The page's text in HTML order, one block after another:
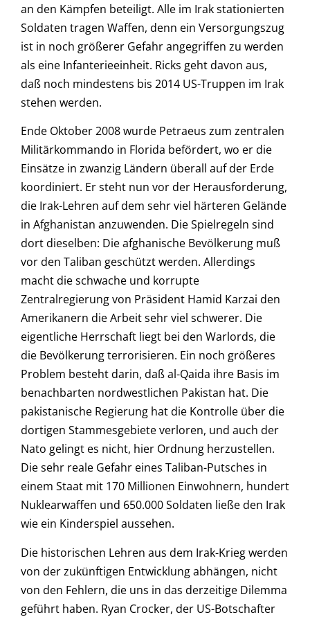
an den Kämpfen beteiligt. Alle im Irak stationierten
Soldaten tragen Waffen, denn ein Versorgungszug
ist in noch größerer Gefahr angegriffen zu werden
als eine Infanterieeinheit. Ricks geht davon aus,
daß noch mindestens bis 2014 US-Truppen im Irak
stehen werden.
Ende Oktober 2008 wurde Petraeus zum zentralen
Militärkommando in Florida befördert, wo er die
Einsätze in zwanzig Ländern überall auf der Erde
koordiniert. Er steht nun vor der Herausforderung,
die Irak-Lehren auf dem sehr viel härteren Gelände
in Afghanistan anzuwenden. Die Spielregeln sind
dort dieselben: Die afghanische Bevölkerung muß
vor den Taliban geschützt werden. Allerdings
macht die schwache und korrupte
Zentralregierung von Präsident Hamid Karzai den
Amerikanern die Arbeit sehr viel schwerer. Die
eigentliche Herrschaft liegt bei den Warlords, die
die Bevölkerung terrorisieren. Ein noch größeres
Problem besteht darin, daß al-Qaida ihre Basis im
benachbarten nordwestlichen Pakistan hat. Die
pakistanische Regierung hat die Kontrolle über die
dortigen Stammesgebiete verloren, und auch der
Nato gelingt es nicht, hier Ordnung herzustellen.
Die sehr reale Gefahr eines Taliban-Putsches in
einem Staat mit 170 Millionen Einwohnern, hundert
Nuklearwaffen und 650.000 Soldaten ließe den Irak
wie ein Kinderspiel aussehen.
Die historischen Lehren aus dem Irak-Krieg werden
von der zukünftigen Entwicklung abhängen, nicht
von den Fehlern, die uns in das derzeitige Dilemma
geführt haben. Ryan Crocker, der US-Botschafter